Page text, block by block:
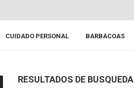
CUIDADO PERSONAL BARBACOAS
RESULTADOS DE BUSQUEDA